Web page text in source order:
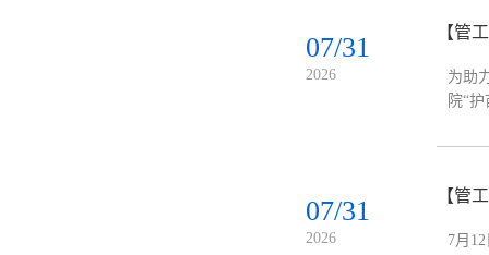
07/31
2026
为助
院“
07/31
2026
【管
7月